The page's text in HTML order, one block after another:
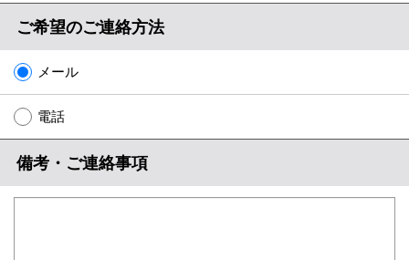
ご希望のご連絡方法
メール
電話
備考・ご連絡事項